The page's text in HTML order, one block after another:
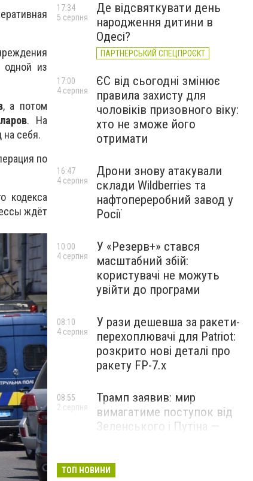
одной из
, а потом
. На
на себя.
по
кодекса
ждёт
Де відсвяткувати день
народження дитини в
Одесі?
ПАРТНЕРСЬКИЙ СПЕЦПРОЄКТ
17:34
5 серпня
ЄС від сьогодні змінює
правила захисту для
чоловіків призовного віку:
хто не зможе його
отримати
17:00
4 серпня
Дрони знову атакували
склади Wildberries та
нафтопереробний завод у
Росії
16:47
4 серпня
У «Резерв+» стався
масштабний збій:
користувачі не можуть
увійти до програми
10:00
4 серпня
У рази дешевша за ракети-
перехоплювачі для Patriot:
розкрито нові деталі про
ракету FP-7.x
08:10
4 серпня
Трамп заявив: мир
вимагатиме поступок від
Зеленського і Путіна —
08:55
2 серпня
ТОП НОВИНИ